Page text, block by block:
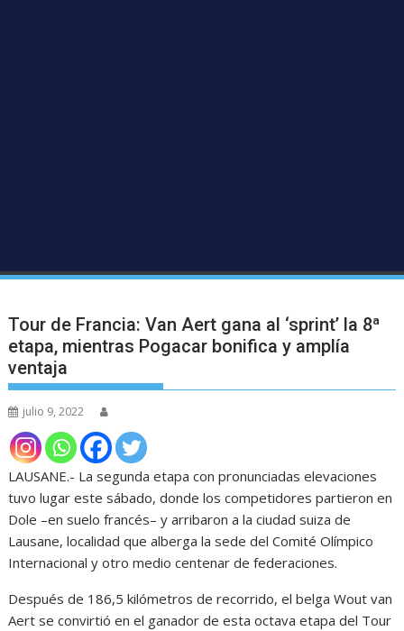
Tour de Francia: Van Aert gana al ‘sprint’ la 8ª
etapa, mientras Pogacar bonifica y amplía
ventaja
julio 9, 2022
LAUSANE.- La segunda etapa con pronunciadas elevaciones
tuvo lugar este sábado, donde los competidores partieron en
Dole –en suelo francés– y arribaron a la ciudad suiza de
Lausane, localidad que alberga la sede del Comité Olímpico
Internacional y otro medio centenar de federaciones.
Después de 186,5 kilómetros de recorrido, el belga Wout van
Aert se convirtió en el ganador de esta octava etapa del Tour